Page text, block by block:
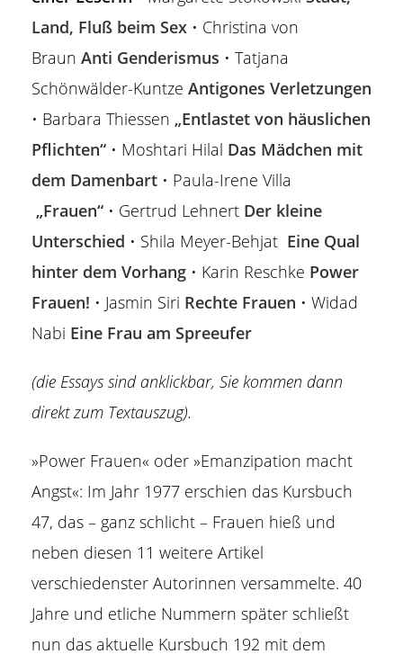
Land, Fluß beim Sex • Christina von
Braun Anti Genderismus • Tatjana
Schönwälder-Kuntze Antigones Verletzungen
• Barbara Thiessen „Entlastet von häuslichen
Pflichten“ • Moshtari Hilal Das Mädchen mit
dem Damenbart • Paula-Irene Villa
„Frauen“ • Gertrud Lehnert Der kleine
Unterschied • Shila Meyer-Behjat Eine Qual
hinter dem Vorhang • Karin Reschke Power
Frauen! • Jasmin Siri Rechte Frauen • Widad
Nabi Eine Frau am Spreeufer
(die Essays sind anklickbar, Sie kommen dann
direkt zum Textauszug).
»Power Frauen« oder »Emanzipation macht
Angst«: Im Jahr 1977 erschien das Kursbuch
47, das – ganz schlicht – Frauen hieß und
neben diesen 11 weitere Artikel
verschiedenster Autorinnen versammelte. 40
Jahre und etliche Nummern später schließt
nun das aktuelle Kursbuch 192 mit dem